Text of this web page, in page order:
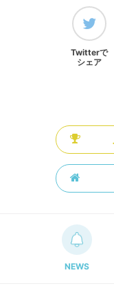
Twitterで
シェア
NEWS